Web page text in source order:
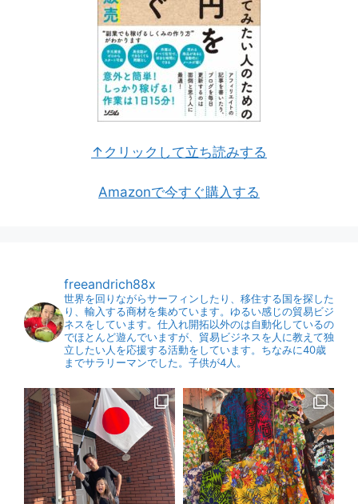
↑クリックして立ち読みする
Amazonで今すぐ購入する
freeandrich88x
世界を回りながらサーフィンしたり、移住する国を探した
り、輸入する商材を集めています。ゆるい感じの貿易ビジ
ネスをしています。仕入れ開拓以外のは自動化しているの
でほとんど遊んでいますが、貿易ビジネスを人に教えて独
立したい人を応援する活動をしています。ちなみに40歳
までサラリーマンでした。子供が4人。